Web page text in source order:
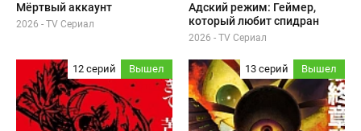
Мёртвый аккаунт
2026 - TV Сериал
Адский режим: Геймер,
который любит спидран
2026 - TV Сериал
12 серий Вышел 13 серий Вышел